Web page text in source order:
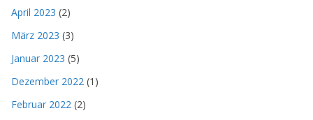
April 2023 (2)
März 2023 (3)
Januar 2023 (5)
Dezember 2022 (1)
Februar 2022 (2)